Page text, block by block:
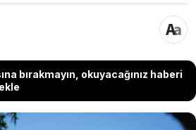
bırakmayın, okuyacağınız haberi